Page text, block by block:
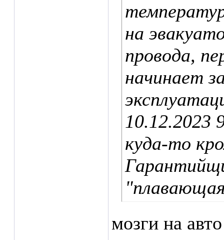
на
провода,
начинает
10.12.2023
куда-то
мозги на